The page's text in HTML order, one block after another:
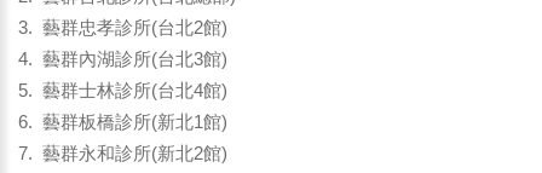
3. 藝群忠孝診所(台北2館)
4. 藝群內湖診所(台北3館)
5. 藝群士林診所(台北4館)
6. 藝群板橋診所(新北1館)
7. 藝群永和診所(新北2館)